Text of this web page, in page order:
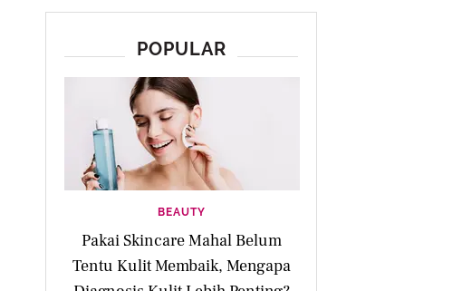
POPULAR
BEAUTY
Pakai Skincare Mahal Belum
Tentu Kulit Membaik, Mengapa